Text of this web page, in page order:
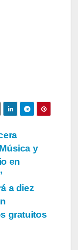
y
en
a diez
gratuitos